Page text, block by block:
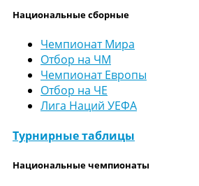
Национальные сборные
Чемпионат Мира
Отбор на ЧМ
Чемпионат Европы
Отбор на ЧЕ
Лига Наций УЕФА
Турнирные таблицы
Национальные чемпионаты